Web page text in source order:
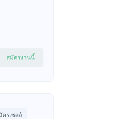
สมัครงานนี้
ครเซลล์